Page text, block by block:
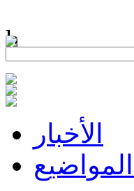
h
الأخبار